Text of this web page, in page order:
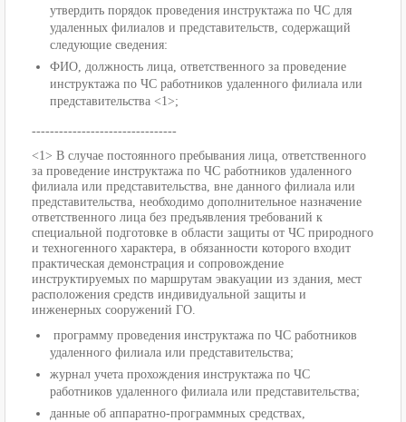
утвердить порядок проведения инструктажа по ЧС для
удаленных филиалов и представительств, содержащий
следующие сведения:
ФИО, должность лица, ответственного за проведение
инструктажа по ЧС работников удаленного филиала или
представительства <1>;
--------------------------------
<1> В случае постоянного пребывания лица, ответственного
за проведение инструктажа по ЧС работников удаленного
филиала или представительства, вне данного филиала или
представительства, необходимо дополнительное назначение
ответственного лица без предъявления требований к
специальной подготовке в области защиты от ЧС природного
и техногенного характера, в обязанности которого входит
практическая демонстрация и сопровождение
инструктируемых по маршрутам эвакуации из здания, мест
расположения средств индивидуальной защиты и
инженерных сооружений ГО.
программу проведения инструктажа по ЧС работников
удаленного филиала или представительства;
журнал учета прохождения инструктажа по ЧС
работников удаленного филиала или представительства;
данные об аппаратно-программных средствах,